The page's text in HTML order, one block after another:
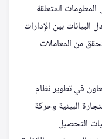
المتعلقة
البيانات بين الإدارات
من المعاملات
في تطوير نظام
البينية وحركة
التحصيل